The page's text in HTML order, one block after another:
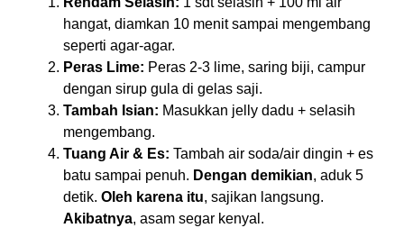
hangat, diamkan 10 menit sampai mengembang
seperti agar-agar.
Peras Lime: Peras 2-3 lime, saring biji, campur
dengan sirup gula di gelas saji.
Tambah Isian: Masukkan jelly dadu + selasih
mengembang.
Tuang Air & Es: Tambah air soda/air dingin + es
batu sampai penuh. Dengan demikian, aduk 5
detik. Oleh karena itu, sajikan langsung.
Akibatnya, asam segar kenyal.